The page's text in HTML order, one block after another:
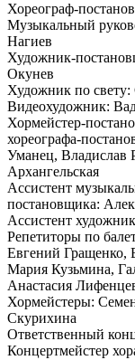
Хореограф-
Музыкальный
Нагиев
Художник-
Окунев
Художник по
Видеохудожник:
Хормейстер-
хореографа-
Уманец, Владислав
Архангельская
Ассистент
постановщика:
Ассистент
Репетиторы по
Евгений Гращенко,
Мария Кузьмина,
Анастасия
Хормейстеры:
Скурихина
Ответственный
Концертмейстер